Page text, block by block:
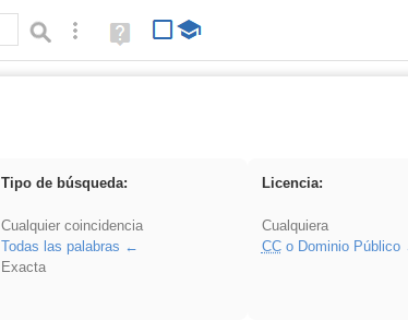
Búsqueda avanzada
Ayuda
(en
Tipo de búsqueda:
Cualquier coincidencia
Todas las palabras
Exacta
Licencia:
Cualquiera
CCo Dominio Público